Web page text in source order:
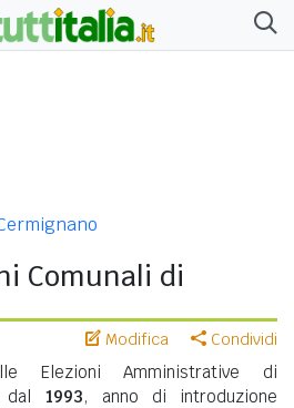
Comunali di
Modifica Condividi
Elezioni Amministrative di
dal 1993, anno di introduzione